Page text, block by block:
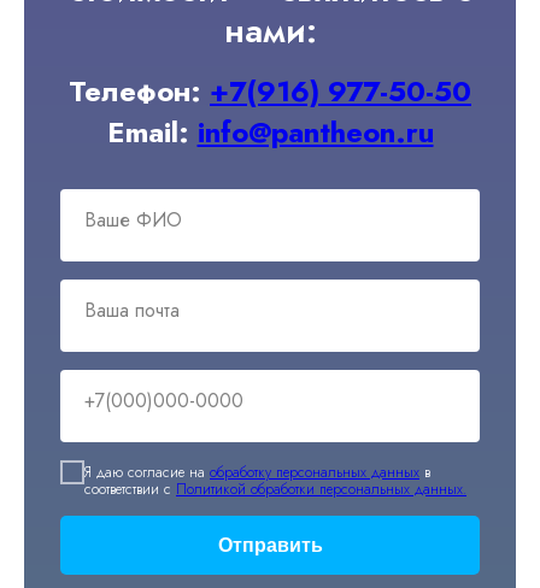
нами:
Телефон: +7(916) 977-50-50
Email: info@pantheon.ru
Ваше ФИО
Ваша почта
+7(000)000-0000
Я даю согласие на обработку персональных данных в
соответствии с Политикой обработки персональных данных.
Отправить